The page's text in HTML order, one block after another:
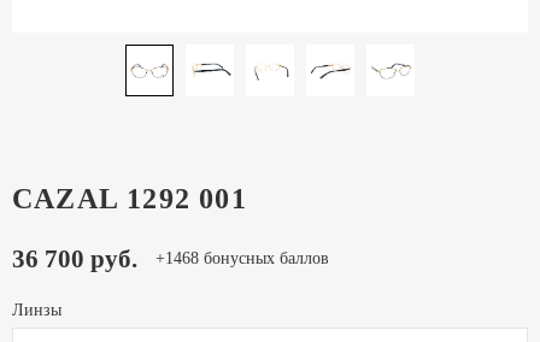
CAZAL 1292 001
36 700 руб. +1468 бонусных баллов
Линзы